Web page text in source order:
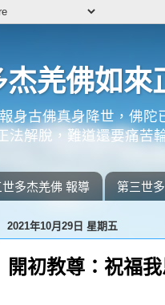
羌佛如來
身古佛真身降世，佛
法解脫，難道還要痛苦
多杰羌佛 報導 第三世
2021年10月29日 星期五
開初教尊：祝福